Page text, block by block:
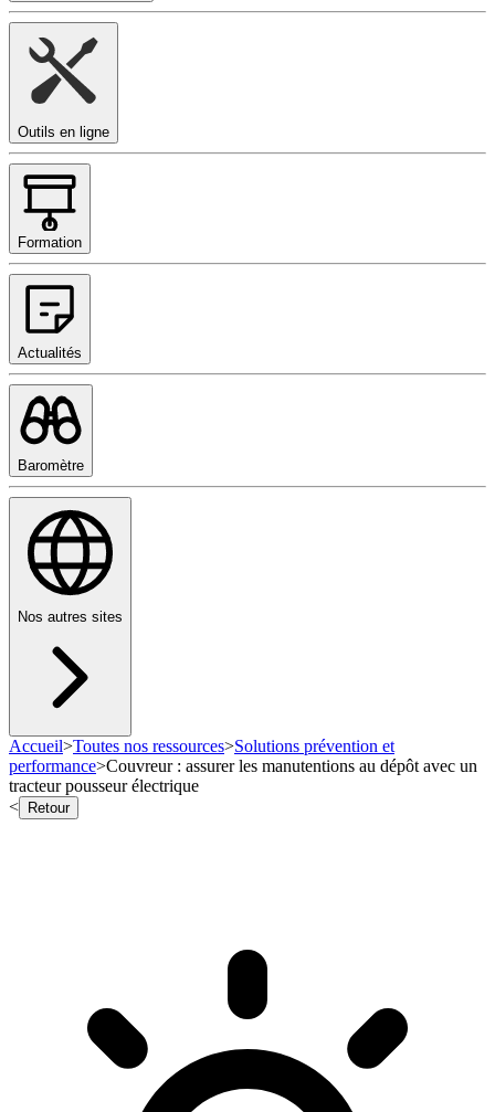
Outils en ligne
Formation
Actualités
Baromètre
Nos autres sites
Accueil>Toutes nos ressources>Solutions prévention et
performance>Couvreur : assurer les manutentions au dépôt avec un
tracteur pousseur électrique
<
Retour